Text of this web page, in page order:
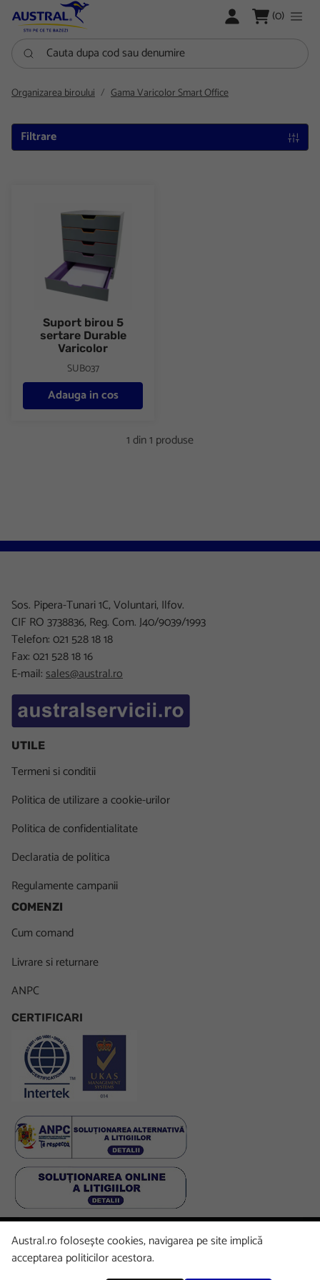
LOGARE (0)
Cauta dupa cod sau denumire
Organizarea biroului Gama Varicolor Smart Office
Filtrare
Suport birou 5
sertare Durable
Varicolor
SUB037
Adauga in cos
1 din 1 produse
Sos. Pipera-Tunari 1C, Voluntari, Ilfov.
CIF RO 3738836, Reg. Com. J40/9039/1993
Telefon: 021 528 18 18
Fax: 021 528 18 16
E-mail:sales@austral.ro
UTILE
Termeni si conditii
Politica de utilizare a cookie-urilor
Politica de confidentialitate
Declaratia de politica
Regulamente campanii
COMENZI
Cum comand
Livrare si returnare
ANPC
CERTIFICARI
FacebookLinkedInInstagramYoutube
Austral.ro folosește cookies, navigarea pe site implică
acceptarea politicilor acestora.